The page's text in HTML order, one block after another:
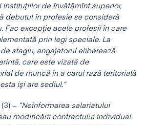
instituţiilor de învătămînt superior,
debutul în profesie se consideră
Fac excepţie acele profesii în care
prin legi speciale. La
stagiu, angajatorul eliberează
care este vizată de
de muncă în a carui rază teritorială
işi are sediul.”
– ”Neinformarea salariatului
modificării contractului individual